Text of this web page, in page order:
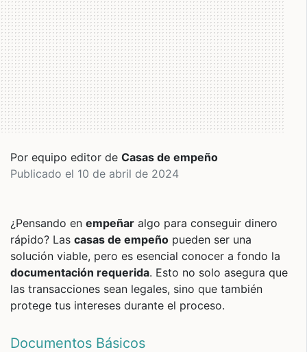
Por equipo editor de Casas de empeño
Publicado el 10 de abril de 2024
¿Pensando en empeñar algo para conseguir dinero
rápido? Las casas de empeño pueden ser una
solución viable, pero es esencial conocer a fondo la
documentación requerida. Esto no solo asegura que
las transacciones sean legales, sino que también
protege tus intereses durante el proceso.
Documentos Básicos